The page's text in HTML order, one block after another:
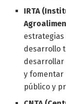
IRTA
desarrollo
desarrollar
y fomentar
público y